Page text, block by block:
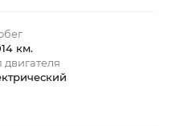
км.
двигателя